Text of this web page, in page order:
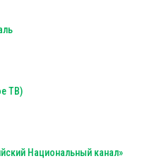
ТВ)
Национальный канал»